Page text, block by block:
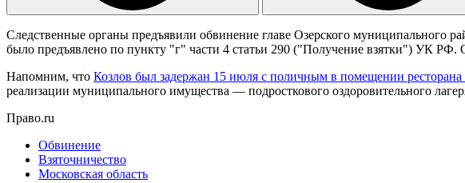
Следственные органы предъявили обвинение главе Озерского муниципального
было предъявлено по пункту "г" части 4 статьи 290 ("Получение взятки") УК
Напомним, что Козлов был задержан 15 июля с поличным в помещении
реализации муниципального имущества — подросткового оздоровительного
Право.ru
Обвинение
Взяточничество
Московская область